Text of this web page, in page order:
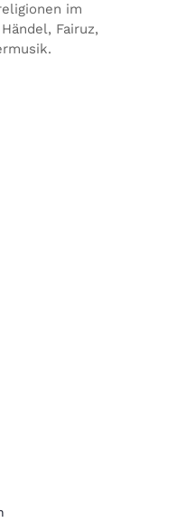
im
Fairuz,